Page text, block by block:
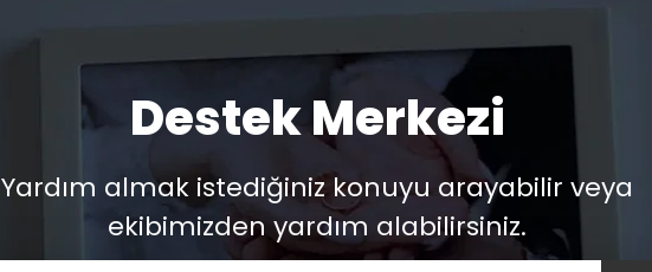
Destek Merkezi
Yardım almak istediğiniz konuyu arayabilir veya
ekibimizden yardım alabilirsiniz.